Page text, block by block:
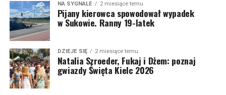
NA SYGNALE 2 miesiące temu
Pijany kierowca spowodował wypadek
w Sukowie. Ranny 19-latek
DZIEJE SIĘ 2 miesiące temu
Natalia Szroeder, Fukaj i Dżem: poznaj
gwiazdy Święta Kielc 2026